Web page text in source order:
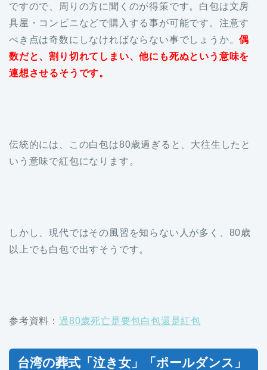
ですので、周りの方に聞くのが得策です。白包は文房
具屋・コンビニなどで購入する事が可能です。注意す
べき点は奇数にしなければならない事でしょうか。偶
数だと、割り切れてしまい、他にも死ぬという意味を
連想させるそうです。
伝統的には、この白包は80歳過ぎると、大往生したと
いう意味で紅包になります。
しかし、現代ではその風習を知らない人が多く、80歳
以上でも白包で出すそうです。
参考資料： 過80歲死亡是要包白包還是紅包
台湾の葬式「泣き女」「ポールダンス」